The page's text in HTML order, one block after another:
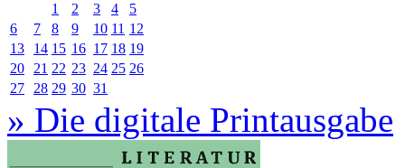
1
2 3 4
5
6
7 8 9 10 11 12
13
14 15 16 17 18 19
20
21 22 23 24 25 26
27
28 29 30 31
» Die digitale Printausgabe